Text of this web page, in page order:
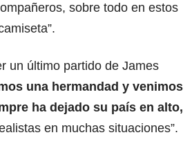
sobre todo en estos
un último partido de James
una hermandad y venimos
ha dejado su país en alto,
en muchas situaciones”.